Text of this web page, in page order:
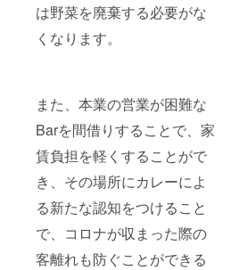
は野菜を廃棄する必要がな
くなります。
また、本業の営業が困難な
Barを間借りすることで、家
賃負担を軽くすることがで
き、その場所にカレーによ
る新たな認知をつけること
で、コロナが収まった際の
客離れも防ぐことができる